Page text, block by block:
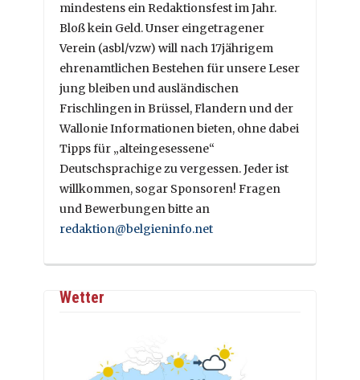
mindestens ein Redaktionsfest im Jahr.
Bloß kein Geld. Unser eingetragener
Verein (asbl/vzw) will nach 17jährigem
ehrenamtlichen Bestehen für unsere Leser
jung bleiben und ausländischen
Frischlingen in Brüssel, Flandern und der
Wallonie Informationen bieten, ohne dabei
Tipps für „alteingesessene“
Deutschsprachige zu vergessen. Jeder ist
willkommen, sogar Sponsoren! Fragen
und Bewerbungen bitte an
redaktion@belgieninfo.net
Wetter